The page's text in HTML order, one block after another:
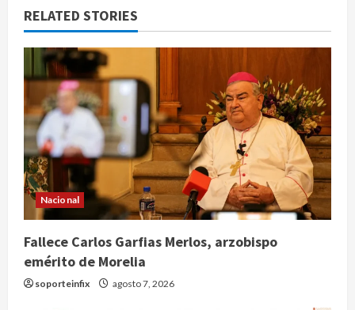
RELATED STORIES
Nacional
Fallece Carlos Garfias Merlos, arzobispo
emérito de Morelia
soporteinfix agosto 7, 2026